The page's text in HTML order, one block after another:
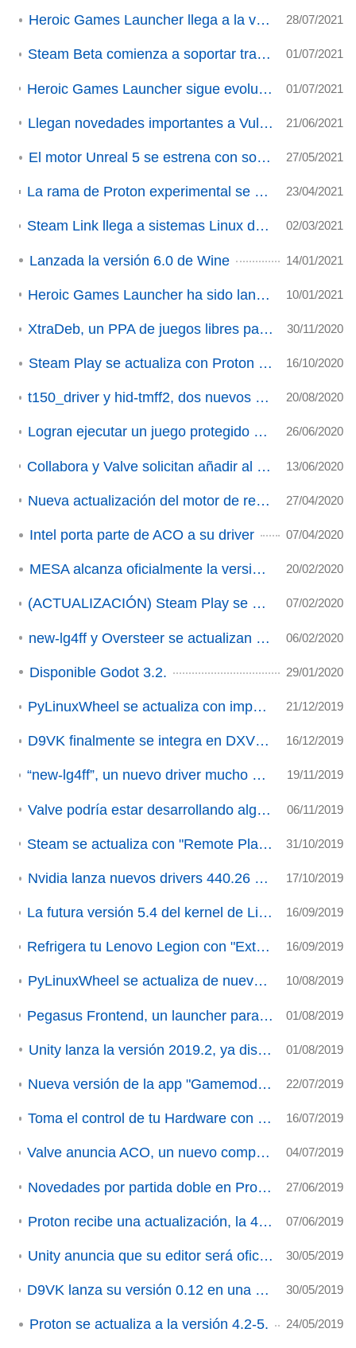
Heroic Games Launcher llega a la versión 1.9 28/07/2021
Steam Beta comienza a soportar trazado de rayos con gráficas Nvidia 01/07/2021
Heroic Games Launcher sigue evolucionando y prepara nuevas características 01/07/2021
Llegan novedades importantes a Vulkan y los drivers de Nvidia para Linux 21/06/2021
El motor Unreal 5 se estrena con soporte para Linux 27/05/2021
La rama de Proton experimental se actualiza con novedades muy importantes 23/04/2021
Steam Link llega a sistemas Linux de forma oficial tras la actualización de Remote Play Together 02/03/2021
Lanzada la versión 6.0 de Wine 14/01/2021
Heroic Games Launcher ha sido lanzado en su versión 1.0.0 10/01/2021
XtraDeb, un PPA de juegos libres para Ubuntu y derivadas. 30/11/2020
Steam Play se actualiza con Proton 5.13-6. 16/10/2020
t150_driver y hid-tmff2, dos nuevos drivers para volantes Thrustmaster 20/08/2020
Logran ejecutar un juego protegido con EAC en Wine (ACTUALIZACIÓN) 26/06/2020
Collabora y Valve solicitan añadir al kernel modificaciones en futex para mejorar el rendimiento de algunos juegos 13/06/2020
Nueva actualización del motor de renderizado libre OGRE 27/04/2020
Intel porta parte de ACO a su driver 07/04/2020
MESA alcanza oficialmente la versión 20.0 20/02/2020
(ACTUALIZACIÓN) Steam Play se actualiza a Proton 5.0-9 07/02/2020
new-lg4ff y Oversteer se actualizan de nuevo 06/02/2020
Disponible Godot 3.2. 29/01/2020
PyLinuxWheel se actualiza con importantes mejoras (ACTUALIZADO) 21/12/2019
D9VK finalmente se integra en DXVK (ACTUALIZADO). 16/12/2019
“new-lg4ff”, un nuevo driver mucho más completo para nuestros volantes Logitech (ACTUALIZADO) 19/11/2019
Valve podría estar desarrollando algo llamado “Steam Cloud Gaming”. 06/11/2019
Steam se actualiza con "Remote Play Together" y la remodelación de la Biblioteca. 31/10/2019
Nvidia lanza nuevos drivers 440.26 beta con novedades interesantes 17/10/2019
La futura versión 5.4 del kernel de Linux permitirá la ejecución de más juegos y aplicaciones de 64 bits vía Wine/Proton 16/09/2019
Refrigera tu Lenovo Legion con "ExtremeCooling4Linux" (ACTUALIZACIÓN 2) 16/09/2019
PyLinuxWheel se actualiza de nuevo (ACTUALIZADO). 10/08/2019
Pegasus Frontend, un launcher para emuladores y demás juegos que tengamos en nuestro ordenador 01/08/2019
Unity lanza la versión 2019.2, ya disponible para Linux 01/08/2019
Nueva versión de la app "Gamemode" (ACTUALIZACIÓN). 22/07/2019
Toma el control de tu Hardware con CoreCtrl (ACTUALIZADO) 16/07/2019
Valve anuncia ACO, un nuevo compilador de sombreado para Mesa (ACTUALIZACIÓN). 04/07/2019
Novedades por partida doble en Proton y DXVK (ACTUALIZADO) 27/06/2019
Proton recibe una actualización, la 4.2-6 (ACTUALIZACIÓN) 07/06/2019
Unity anuncia que su editor será oficialmente soportado en Linux 30/05/2019
D9VK lanza su versión 0.12 en una gran actualización y soluciona múltiples bugs 30/05/2019
Proton se actualiza a la versión 4.2-5. 24/05/2019